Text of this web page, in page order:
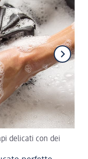
delicati con dei